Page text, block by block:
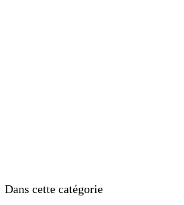
Dans cette catégorie